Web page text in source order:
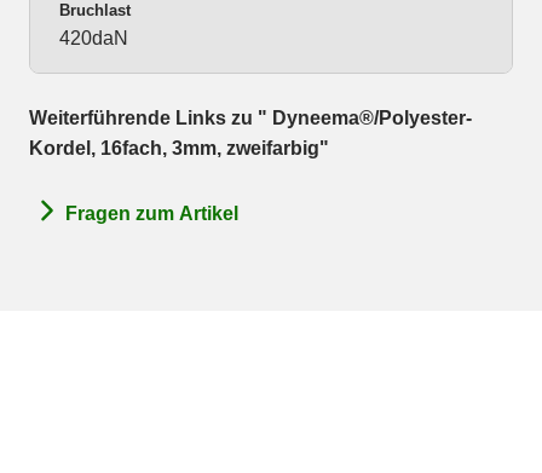
Bruchlast
420daN
Weiterführende Links zu " Dyneema®/Polyester-
Kordel, 16fach, 3mm, zweifarbig"
Fragen zum Artikel